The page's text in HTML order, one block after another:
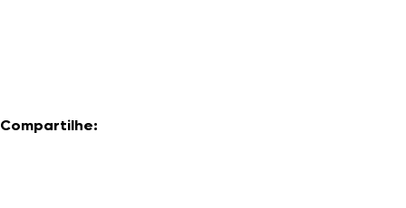
Compartilhe: